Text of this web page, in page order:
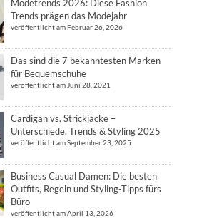
Modetrends 2026: Diese Fashion
Trends prägen das Modejahr
veröffentlicht am Februar 26, 2026
Das sind die 7 bekanntesten Marken
für Bequemschuhe
veröffentlicht am Juni 28, 2021
Cardigan vs. Strickjacke –
Unterschiede, Trends & Styling 2025
veröffentlicht am September 23, 2025
Business Casual Damen: Die besten
Outfits, Regeln und Styling-Tipps fürs
Büro
veröffentlicht am April 13, 2026